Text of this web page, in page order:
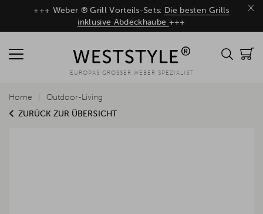
×
+++ Weber ® Grill Vorteils-Sets: Die besten Grills
inklusive Abdeckhaube +++
EUROPAS GROSSER WEBER SPEZIALIST
ZURÜCK ZUR ÜBERSICHT
Home Outdoor-Living